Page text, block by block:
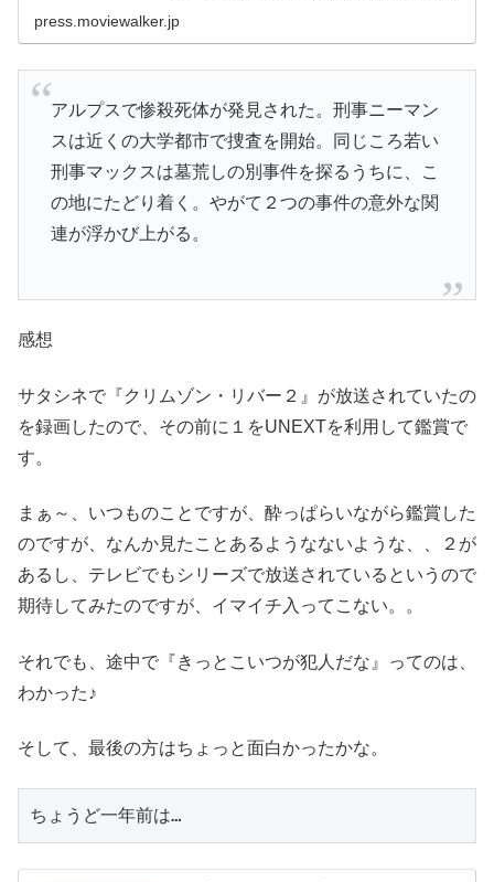
press.moviewalker.jp
アルプスで惨殺死体が発見された。刑事ニーマン
スは近くの大学都市で捜査を開始。同じころ若い
刑事マックスは墓荒しの別事件を探るうちに、こ
の地にたどり着く。やがて２つの事件の意外な関
連が浮かび上がる。
感想
サタシネで『クリムゾン・リバー２』が放送されていたの
を録画したので、その前に１をUNEXTを利用して鑑賞で
す。
まぁ～、いつものことですが、酔っぱらいながら鑑賞した
のですが、なんか見たことあるようなないような、、２が
あるし、テレビでもシリーズで放送されているというので
期待してみたのですが、イマイチ入ってこない。。
それでも、途中で『きっとこいつが犯人だな』ってのは、
わかった♪
そして、最後の方はちょっと面白かったかな。
ちょうど一年前は…